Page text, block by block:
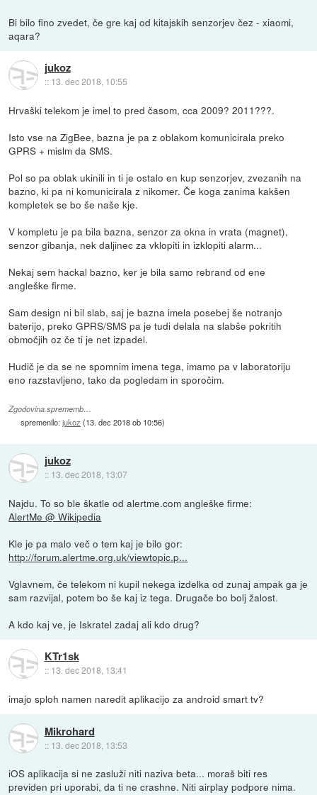
Bi bilo fino zvedet, če gre kaj od kitajskih senzorjev čez - xiaomi,
aqara?
jukoz
:: 13. dec 2018, 10:55
Hrvaški telekom je imel to pred časom, cca 2009? 2011???.
Isto vse na ZigBee, bazna je pa z oblakom komunicirala preko
GPRS + mislm da SMS.
Pol so pa oblak ukinili in ti je ostalo en kup senzorjev, zvezanih na
bazno, ki pa ni komunicirala z nikomer. Če koga zanima kakšen
kompletek se bo še naše kje.
V kompletu je pa bila bazna, senzor za okna in vrata (magnet),
senzor gibanja, nek daljinec za vklopiti in izklopiti alarm...
Nekaj sem hackal bazno, ker je bila samo rebrand od ene
angleške firme.
Sam design ni bil slab, saj je bazna imela posebej še notranjo
baterijo, preko GPRS/SMS pa je tudi delala na slabše pokritih
območjih oz če ti je net izpadel.
Hudič je da se ne spomnim imena tega, imamo pa v laboratoriju
eno razstavljeno, tako da pogledam in sporočim.
Zgodovina sprememb…
spremenilo:jukoz (13. dec 2018 ob 10:56)
jukoz
:: 13. dec 2018, 13:07
Najdu. To so ble škatle od alertme.com angleške firme:
AlertMe @ Wikipedia
Kle je pa malo več o tem kaj je bilo gor:
http://forum.alertme.org.uk/viewtopic.p...
Vglavnem, če telekom ni kupil nekega izdelka od zunaj ampak ga je
sam razvijal, potem bo še kaj iz tega. Drugače bo bolj žalost.
A kdo kaj ve, je Iskratel zadaj ali kdo drug?
KTr1sk
:: 13. dec 2018, 13:41
imajo sploh namen naredit aplikacijo za android smart tv?
Mikrohard
:: 13. dec 2018, 13:53
iOS aplikacija si ne zasluži niti naziva beta... moraš biti res
previden pri uporabi, da ti ne crashne. Niti airplay podpore nima.